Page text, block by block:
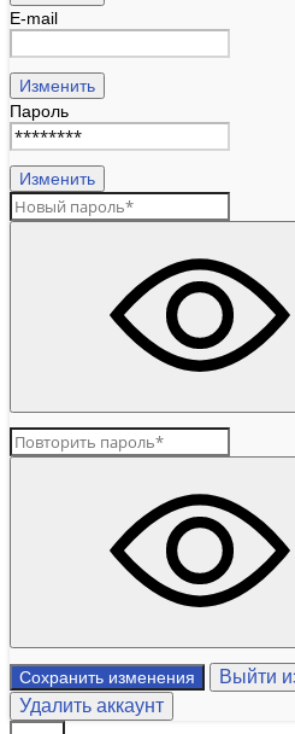
E-mail
Изменить
Пароль
Изменить
Сохранить изменения
Выйти
Удалить аккаунт